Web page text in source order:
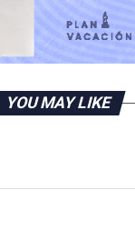
YOU MAY LIKE